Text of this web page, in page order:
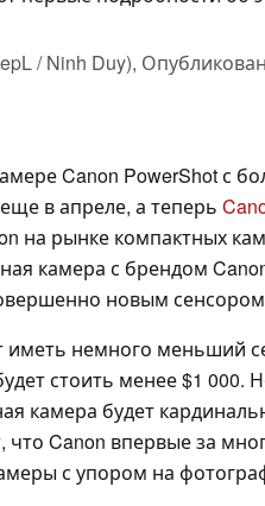
/ Ninh Duy),
Canon PowerShot с
в апреле, а теперь
на рынке компактных
камера с брендом
новым
иметь немного меньший
стоить менее $1
камера будет
что Canon впервые за
с упором на